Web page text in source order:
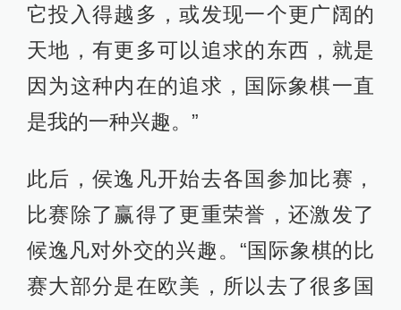
它投入得越多，或发现一个更广阔的
天地，有更多可以追求的东西，就是
因为这种内在的追求，国际象棋一直
是我的一种兴趣。”
此后，侯逸凡开始去各国参加比赛，
比赛除了赢得了更重荣誉，还激发了
候逸凡对外交的兴趣。“国际象棋的比
赛大部分是在欧美，所以去了很多国